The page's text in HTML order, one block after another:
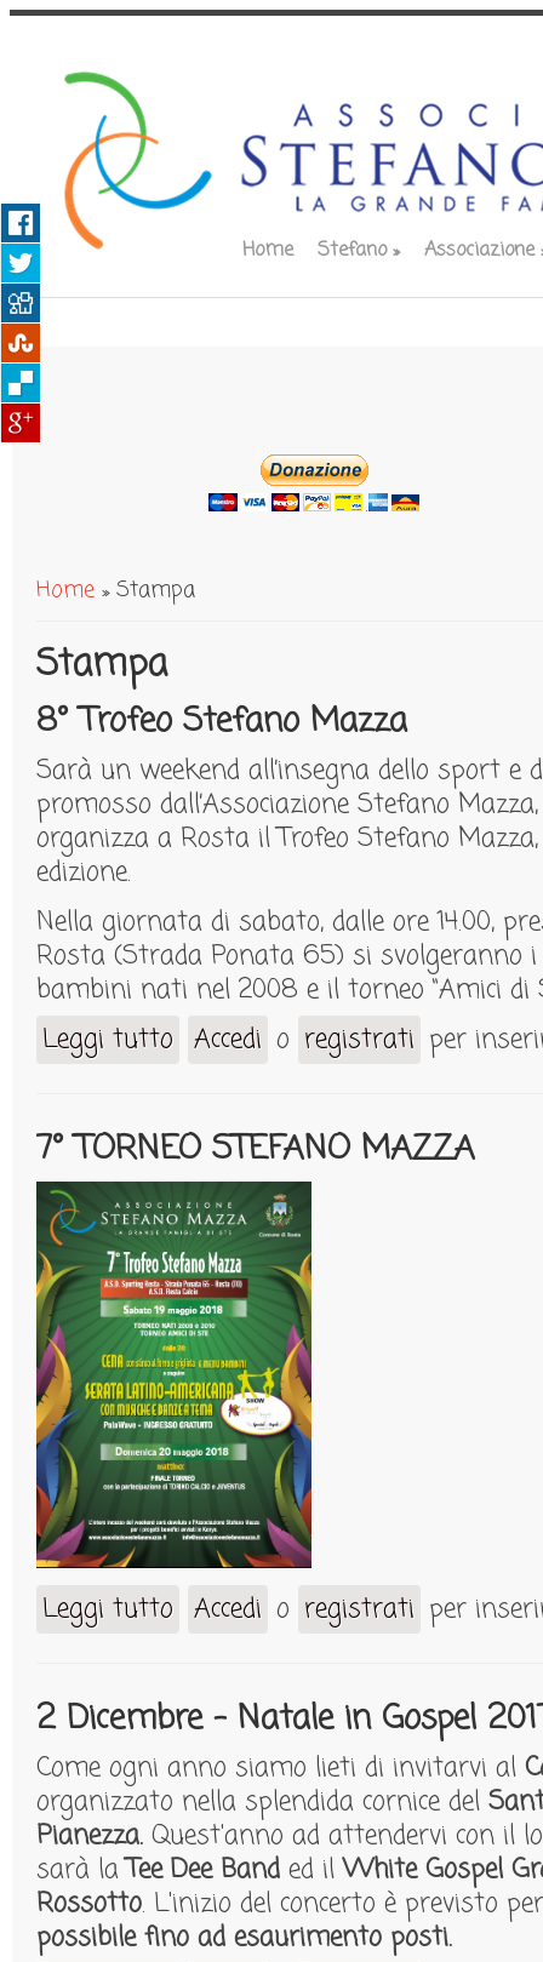
Home Stefano» Associazione
Tu sei qui
Home » Stampa
Stampa
8° Trofeo Stefano Mazza
Sarà un weekend all’insegna dello sport e
promosso dall’Associazione Stefano
organizza a Rosta il Trofeo Stefano
edizione.
Nella giornata di sabato, dalle ore 14.00,
Rosta (Strada Ponata 65) si svolgeranno i
bambini nati nel 2008 e il torneo “Amici di
Leggi tutto su 8° Trofeo Stefano Mazza
Accedi o registrati per
7° TORNEO STEFANO MAZZA
Leggi tutto su 7° TORNEO STEFANO MAZZA
Accedi o registrati per
2 Dicembre - Natale in Gospel
Come ogni anno siamo lieti di invitarvi al
organizzato nella splendida cornice del
Pianezza. Quest'anno ad attendervi con il
sarà laTee Dee Band ed ilWhite Gospel
Rossotto. L'inizio del concerto è previsto
possibile fino ad esaurimento posti.